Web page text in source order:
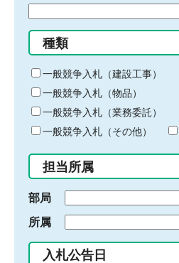
る
キ
ー
ワ
ー
ド
入
力
種類
一般競争入札（建設工事）
一般競争入札（物品）
一般競争入札（業務委託）
一般競争入札（その他）
担当所属
部局
所属
入札公告日